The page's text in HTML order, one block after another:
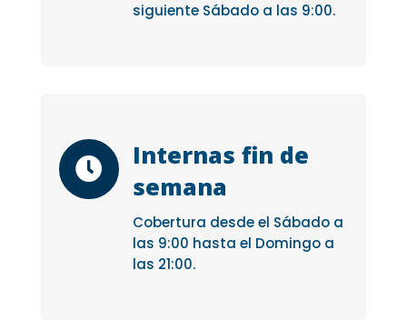
siguiente Sábado a las 9:00.

Internas fin de
semana
Cobertura desde el Sábado a
las 9:00 hasta el Domingo a
las 21:00.